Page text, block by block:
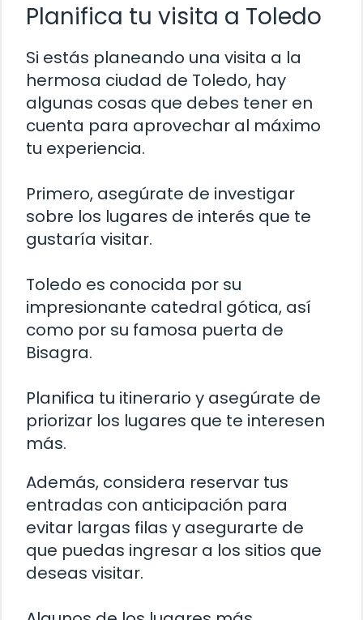
Planifica tu visita a Toledo
Si estás planeando una visita a la
hermosa ciudad de Toledo, hay
algunas cosas que debes tener en
cuenta para aprovechar al máximo
tu experiencia.
Primero, asegúrate de investigar
sobre los lugares de interés que te
gustaría visitar.
Toledo es conocida por su
impresionante catedral gótica, así
como por su famosa puerta de
Bisagra.
Planifica tu itinerario y asegúrate de
priorizar los lugares que te interesen
más.
Además, considera reservar tus
entradas con anticipación para
evitar largas filas y asegurarte de
que puedas ingresar a los sitios que
deseas visitar.